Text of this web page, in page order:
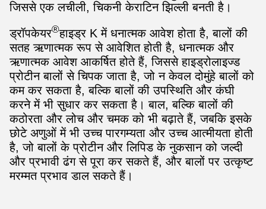
जिससे एक लचीली, चिकनी केराटिन झिल्ली बनती है।
ड्रॉपकेयर®हाइड्र K में धनात्मक आवेश होता है, बालों की
सतह ऋणात्मक रूप से आवेशित होती है, धनात्मक और
ऋणात्मक आवेश आकर्षित होते हैं, जिससे हाइड्रोलाइज्ड
प्रोटीन बालों से चिपक जाता है, जो न केवल दोमुंहे बालों को
कम कर सकता है, बल्कि बालों की उपस्थिति और कंघी
करने में भी सुधार कर सकता है। बाल, बल्कि बालों की
कठोरता और लोच और चमक को भी बढ़ाते हैं, जबकि इसके
छोटे अणुओं में भी उच्च पारगम्यता और उच्च आत्मीयता होती
है, जो बालों के प्रोटीन और लिपिड के नुकसान को जल्दी
और प्रभावी ढंग से पूरा कर सकते हैं, और बालों पर उत्कृष्ट
मरम्मत प्रभाव डाल सकते हैं।